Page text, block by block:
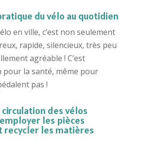
du vélo au quotidien
en ville, c’est non seulement
rapide, silencieux, très peu
agréable ! C’est
pour la santé, même pour
pas !
des vélos
les pièces
recycler les matières